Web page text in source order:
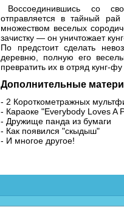
Воссоединившись со
отправляется в тайный
множеством веселых
зачистку — он уничтожает
По предстоит сделать
деревню, полную его
превратить их в отряд кунг-
Дополнительные
- 2 Короткометражных
- Караоке "Everybody Loves A
- Дружище панда из бумаги
- Как появился "скыдыш"
- И многое другое!